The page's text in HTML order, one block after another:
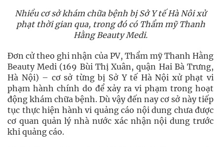
Nhiều cơ sở khám chữa bệnh bị Sở Y tế Hà Nôi xử
phạt thời gian qua, trong đó có Thẩm mỹ Thanh
Hằng Beauty Medi.
Đơn cử theo ghi nhận của PV, Thẩm mỹ Thanh Hằng
Beauty Medi (169 Bùi Thị Xuân, quận Hai Bà Trưng,
Hà Nội) – cơ sở từng bị Sở Y tế Hà Nội xử phạt vi
phạm hành chính do để xảy ra vi phạm trong hoạt
động khám chữa bệnh. Dù vậy đến nay cơ sở này tiếp
tục thực hiện hành vi quảng cáo nội dung chưa được
cơ quan quản lý nhà nước xác nhận nội dung trước
khi quảng cáo.